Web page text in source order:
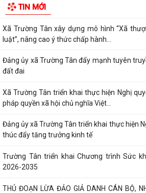
TIN MỚI
liệu dân cư.
Xã Trường Tân xây dựng mô hình “Xã
luật”, nâng cao ý thức chấp hành...
Đảng ủy xã Trường Tân đẩy mạnh tuyên
đất đai
Xã Trường Tân triển khai thực hiện Nghị
pháp quyền xã hội chủ nghĩa Việt...
Đảng ủy xã Trường Tân triển khai thực hiện
thúc đẩy tăng trưởng kinh tế
Trường Tân triển khai Chương trình Sức
2026-2035
THỦ ĐOẠN LỪA ĐẢO GIẢ DANH CÁN BỘ,